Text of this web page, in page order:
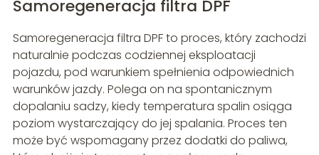
Samoregeneracja filtra DPF
Samoregeneracja filtra DPF to proces, który zachodzi
naturalnie podczas codziennej eksploatacji
pojazdu, pod warunkiem spełnienia odpowiednich
warunków jazdy. Polega on na spontanicznym
dopalaniu sadzy, kiedy temperatura spalin osiąga
poziom wystarczający do jej spalania. Proces ten
może być wspomagany przez dodatki do paliwa,